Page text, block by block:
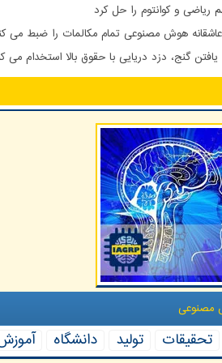
هوش مصنوعی تمام مکالمات را ضبط می
گنج، دزد دریایی با حقوق بالا استخدام می
مصنوعی
تحقیقات تولید دانشگاه